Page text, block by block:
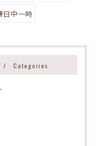
#日中一時
Categories